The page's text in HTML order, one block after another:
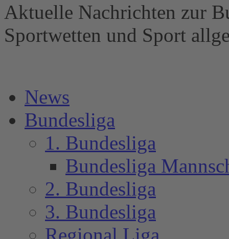
Aktuelle Nachrichten zur
Sportwetten und Sport
News
Bundesliga
1. Bundesliga
Bundesliga
2. Bundesliga
3. Bundesliga
Regional Liga